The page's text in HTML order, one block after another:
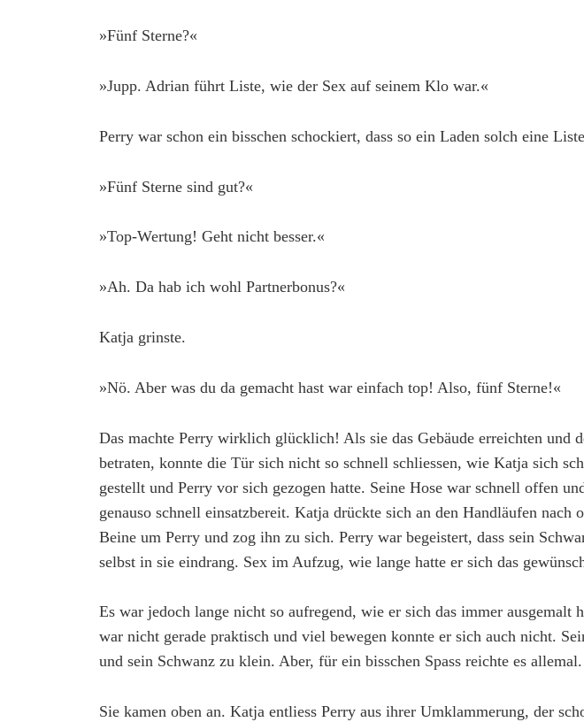
»Fünf Sterne?«
»Jupp. Adrian führt Liste, wie der Sex auf seinem Klo war.«
Perry war schon ein bisschen schockiert, dass so ein Laden solch eine
»Fünf Sterne sind gut?«
»Top-Wertung! Geht nicht besser.«
»Ah. Da hab ich wohl Partnerbonus?«
Katja grinste.
»Nö. Aber was du da gemacht hast war einfach top! Also, fünf Sterne!«
Das machte Perry wirklich glücklich! Als sie das Gebäude erreichten und
betraten, konnte die Tür sich nicht so schnell schliessen, wie Katja sich
gestellt und Perry vor sich gezogen hatte. Seine Hose war schnell offen
genauso schnell einsatzbereit. Katja drückte sich an den Handläufen nach
Beine um Perry und zog ihn zu sich. Perry war begeistert, dass sein
selbst in sie eindrang. Sex im Aufzug, wie lange hatte er sich das
Es war jedoch lange nicht so aufregend, wie er sich das immer ausgemalt
war nicht gerade praktisch und viel bewegen konnte er sich auch nicht.
und sein Schwanz zu klein. Aber, für ein bisschen Spass reichte es allemal.
Sie kamen oben an. Katja entliess Perry aus ihrer Umklammerung, der